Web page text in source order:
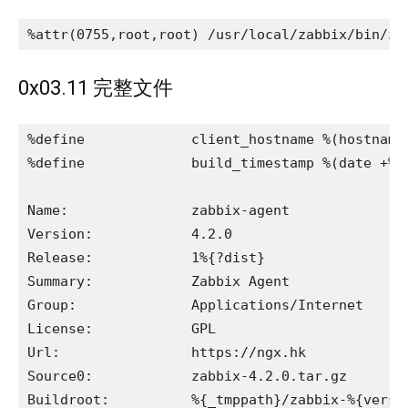
%attr(0755,root,root) /usr/local/zabbix/bin/
0x03.11 完整文件
%define             client_hostname
%define             build_timestamp %(date
Name:               zabbix-agent
Version:            4.2.0
Release:            1%{?dist}
Summary:            Zabbix Agent
Group:              Applications/Internet
License:            GPL
Url:                https://ngx.hk
Source0:            zabbix-4.2.0.tar.gz
Buildroot:          %{_tmppath}/zabbix-